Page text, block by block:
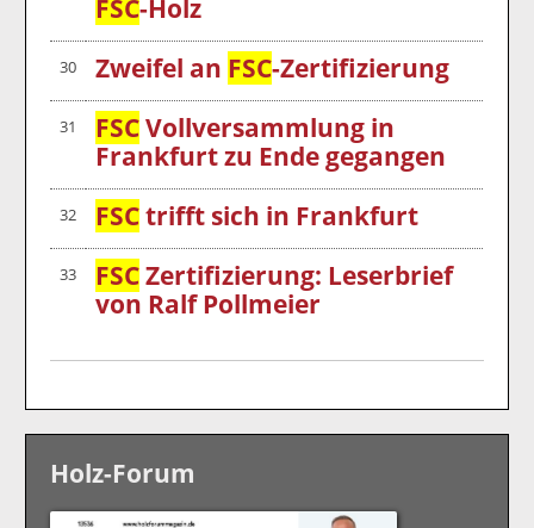
FSC-Holz
30 Zweifel an FSC-Zertifizierung
31 FSCVollversammlung in
Frankfurt zu Ende gegangen
32 FSCtrifft sich in Frankfurt
33 FSCZertifizierung: Leserbrief
von Ralf Pollmeier
Holz-Forum